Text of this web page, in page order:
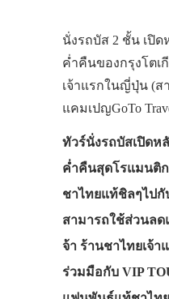
นั่งรถบัส 2 ชั้น เปิ
ค่ำคืนของกรุงโตเ
เจ้าแรกในญี่ปุ่น (ส
แคมเปญGoTo
ทัวร์นั่งรถบัสเปิดห
ค่ำคืนสุดโรแมนติก
ชาไทยแท้ชิลๆไปกั
สามารถใช้ส่วนลด
จ้า ร้านชาไทยเจ้
ร่วมมือกับ VIP